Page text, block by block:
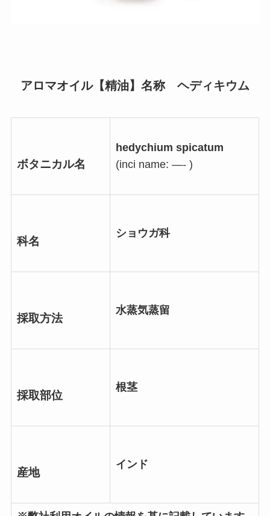
アロマオイル【精油】名称 ヘディキウム
ボタニカル名
hedychium spicatum
(inci name: —- )
科名
ショウガ科
採取方法
水蒸気蒸留
採取部位
根茎
産地
インド